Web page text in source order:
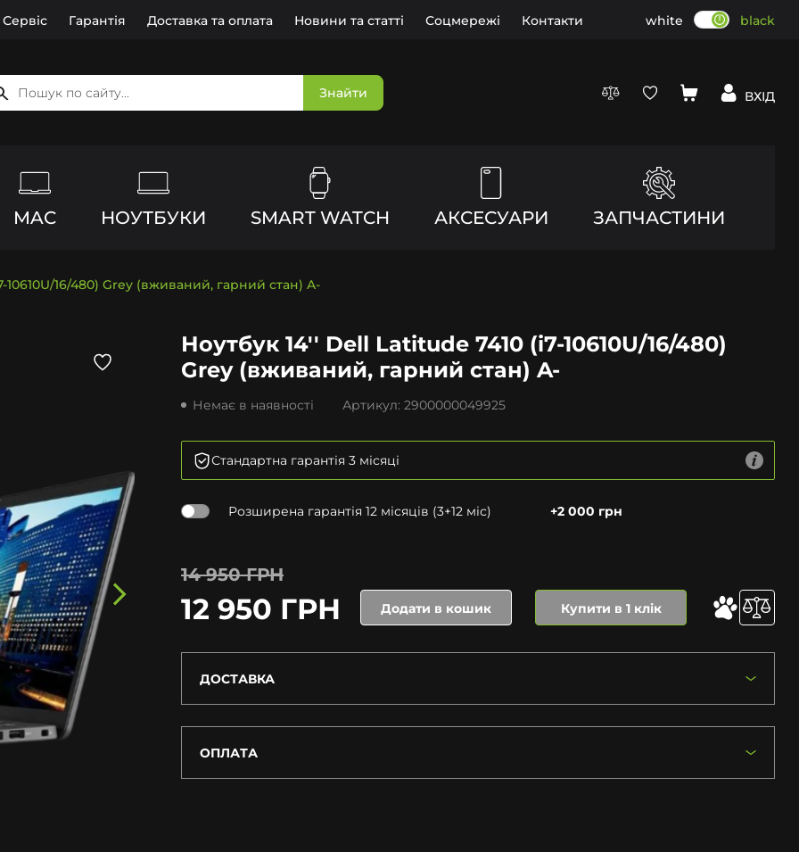
Сервіс Гарантія Доставка та оплата Новини та статті Соцмережі Контакти white black
Знайти ВХІД
MAC НОУТБУКИ SMART WATCH АКСЕСУАРИ ЗАПЧАСТИНИ
10610U/16/480) Grey (вживаний, гарний стан) A-
Ноутбук 14'' Dell Latitude 7410 (i7-10610U/16/480)
Grey (вживаний, гарний стан) A-
Немає в наявності Артикул: 2900000049925
Стандартна гарантія 3 місяці
Розширена гарантія 12 місяців (3+12 міс) +2 000 грн
14 950 ГРН
12 950 ГРН Додати в кошик Купити в 1 клік
ДОСТАВКА
ОПЛАТА